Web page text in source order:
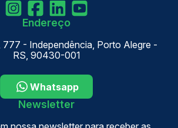
Endereço
777 - Independência, Porto Alegre -
RS, 90430-001
Whatsapp
Newsletter